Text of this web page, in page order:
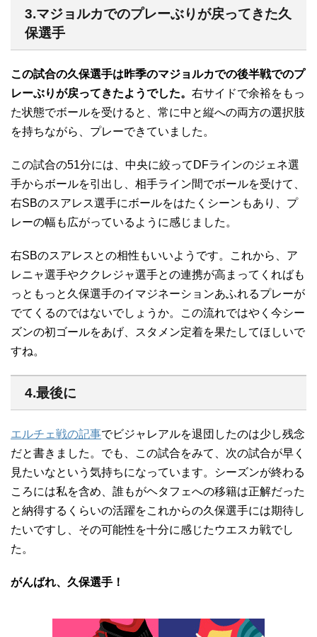
3.マジョルカでのプレーぶりが戻ってきた久
保選手
この試合の久保選手は昨季のマジョルカでの後半戦でのプ
レーぶりが戻ってきたようでした。 右サイドで余裕をもっ
た状態でボールを受けると、常に中と縦への両方の選択肢
を持ちながら、プレーできていました。
この試合の51分には、中央に絞ってDFラインのジェネ選
手からボールを引出し、相手ライン間でボールを受けて、
右SBのスアレス選手にボールをはたくシーンもあり、プ
レーの幅も広がっているように感じました。
右SBのスアレスとの相性もいいようです。これから、ア
レニャ選手やククレジャ選手との連携が高まってくればも
っともっと久保選手のイマジネーションあふれるプレーが
でてくるのではないでしょうか。この流れではやく今シー
ズンの初ゴールをあげ、スタメン定着を果たしてほしいで
すね。
4.最後に
エルチェ戦の記事でビジャレアルを退団したのは少し残念
だと書きました。でも、この試合をみて、次の試合が早く
見たいなという気持ちになっています。シーズンが終わる
ころには私を含め、誰もがヘタフェへの移籍は正解だった
と納得するくらいの活躍をこれからの久保選手には期待し
たいですし、その可能性を十分に感じたウエスカ戦でし
た。
がんばれ、久保選手！